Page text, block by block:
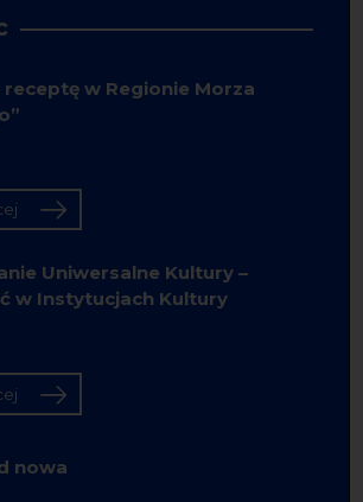
receptę w Regionie Morza
Uniwersalne Kultury –
w Instytucjach Kultury
nowa